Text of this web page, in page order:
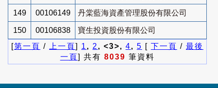
149 00106149 丹棠藍海資產管理股份有限公司
150 00106838
寶生投資股份有限公司
[第一頁 / 上一頁] 1 , 2 , <3>, 4, 5 [ 下一頁 / 最後
一頁] 共有 8039 筆資料